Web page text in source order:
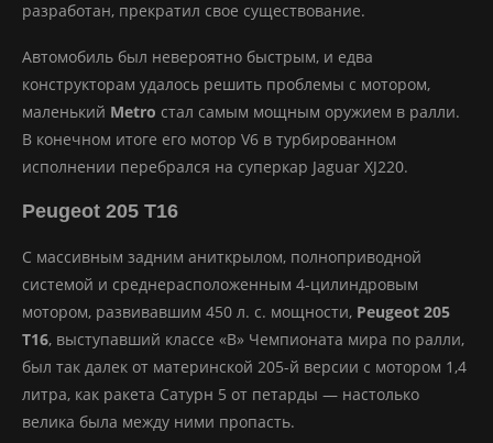
разработан, прекратил свое существование.
Автомобиль был невероятно быстрым, и едва
конструкторам удалось решить проблемы с мотором,
маленький Metro стал самым мощным оружием в ралли.
В конечном итоге его мотор V6 в турбированном
исполнении перебрался на суперкар Jaguar XJ220.
Peugeot 205 T16
С массивным задним аниткрылом, полноприводной
системой и среднерасположенным 4-цилиндровым
мотором, развивавшим 450 л. с. мощности, Peugeot 205
T16, выступавший классе «В» Чемпионата мира по ралли,
был так далек от материнской 205-й версии с мотором 1,4
литра, как ракета Сатурн 5 от петарды — настолько
велика была между ними пропасть.